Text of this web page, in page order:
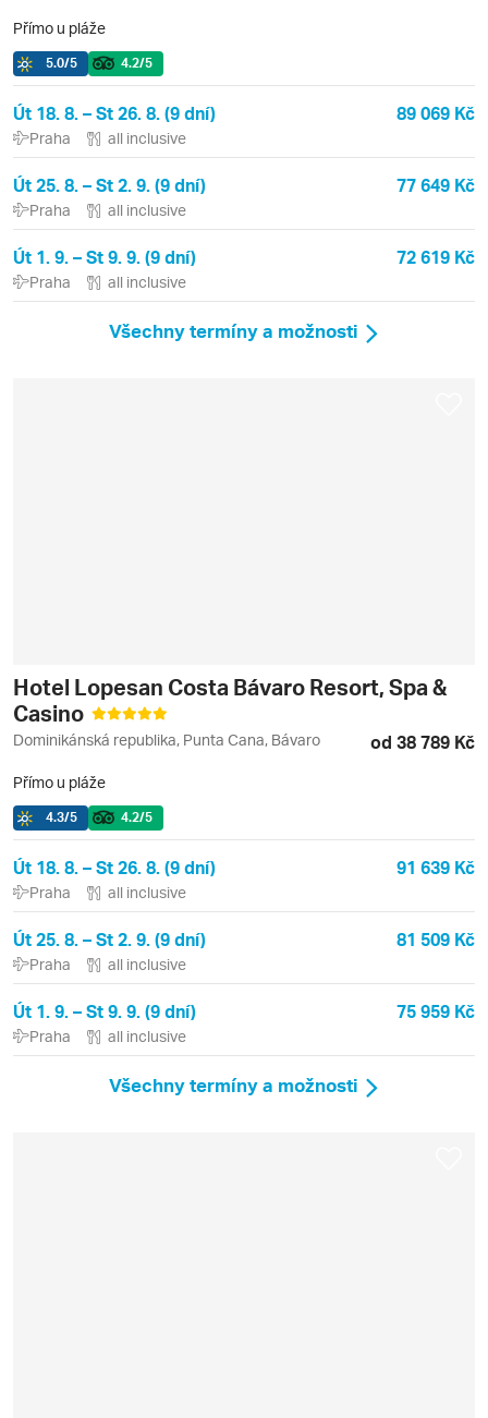
Přímo u pláže
5.0/5 4.2/5
Út 18. 8. – St 26. 8. (9 dní) 89 069 Kč
Praha all inclusive
Út 25. 8. – St 2. 9. (9 dní) 77 649 Kč
Praha all inclusive
Út 1. 9. – St 9. 9. (9 dní) 72 619 Kč
Praha all inclusive
Všechny termíny a možnosti
Hotel Lopesan Costa Bávaro Resort, Spa &
Casino
Dominikánská republika, Punta Cana, Bávaro od 38 789 Kč
Přímo u pláže
4.3/5 4.2/5
Út 18. 8. – St 26. 8. (9 dní) 91 639 Kč
Praha all inclusive
Út 25. 8. – St 2. 9. (9 dní) 81 509 Kč
Praha all inclusive
Út 1. 9. – St 9. 9. (9 dní) 75 959 Kč
Praha all inclusive
Všechny termíny a možnosti